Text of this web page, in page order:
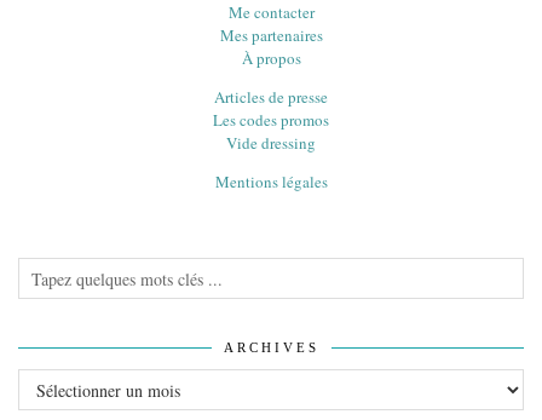
Me contacter
Mes partenaires
À propos
Articles de presse
Les codes promos
Vide dressing
Mentions légales
ARCHIVES